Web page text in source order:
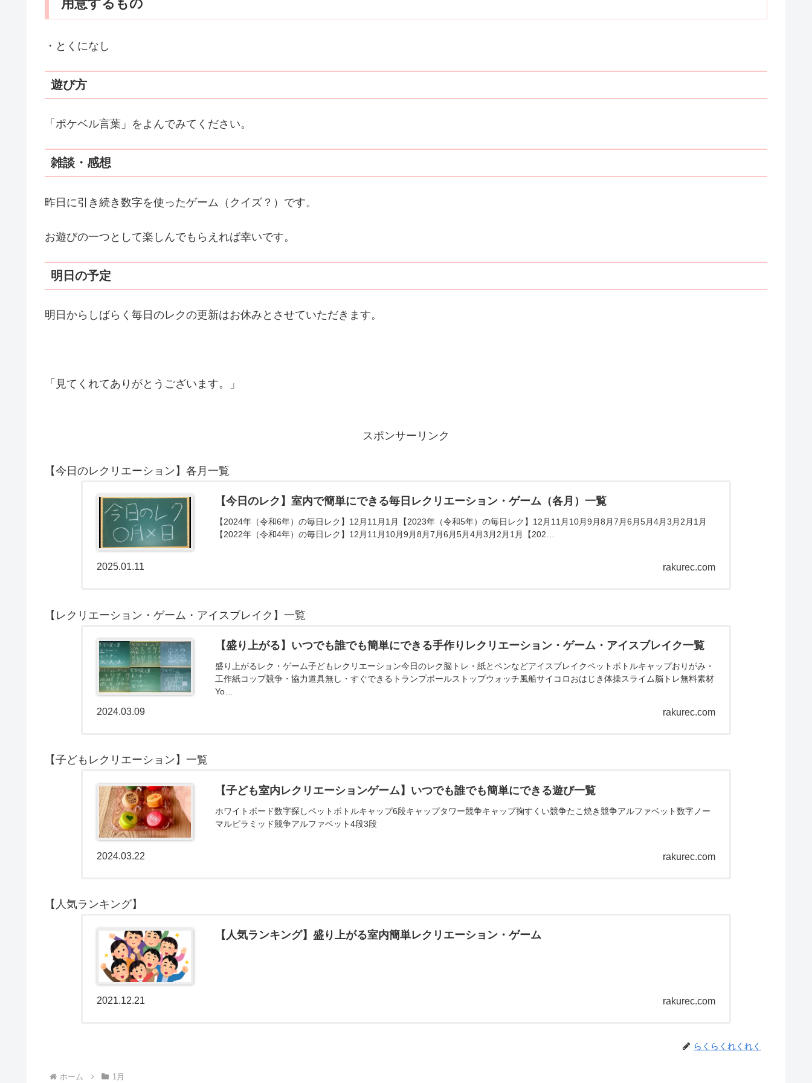
用意するもの
・とくになし
遊び方
「ポケベル言葉」をよんでみてください。
雑談・感想
昨日に引き続き数字を使ったゲーム（クイズ？）です。
お遊びの一つとして楽しんでもらえれば幸いです。
明日の予定
明日からしばらく毎日のレクの更新はお休みとさせていただきます。
「見てくれてありがとうございます。」
スポンサーリンク
【今日のレクリエーション】各月一覧
【今日のレク】室内で簡単にできる毎日レクリエーション・ゲーム（各月）一覧
【2024年（令和6年）の毎日レク】12月11月1月【2023年（令和5年）の毎日レク】12月11月10月9月8月7月6月5月4月3月2月1月
【2022年（令和4年）の毎日レク】12月11月10月9月8月7月6月5月4月3月2月1月【202…
rakurec.com
2025.01.11
【レクリエーション・ゲーム・アイスブレイク】一覧
【盛り上がる】いつでも誰でも簡単にできる手作りレクリエーション・ゲーム・アイスブレイク一覧
盛り上がるレク・ゲーム子どもレクリエーション今日のレク脳トレ・紙とペンなどアイスブレイクペットボトルキャップおりがみ・
工作紙コップ競争・協力道具無し・すぐできるトランプボールストップウォッチ風船サイコロおはじき体操スライム脳トレ無料素材
Yo…
rakurec.com
2024.03.09
【子どもレクリエーション】一覧
【子ども室内レクリエーションゲーム】いつでも誰でも簡単にできる遊び一覧
ホワイトボード数字探しペットボトルキャップ6段キャップタワー競争キャップ掬すくい競争たこ焼き競争アルファベット数字ノー
マルピラミッド競争アルファベット4段3段
rakurec.com
2024.03.22
【人気ランキング】
【人気ランキング】盛り上がる室内簡単レクリエーション・ゲーム
rakurec.com
2021.12.21
らくらくれくれく
ホーム 1月